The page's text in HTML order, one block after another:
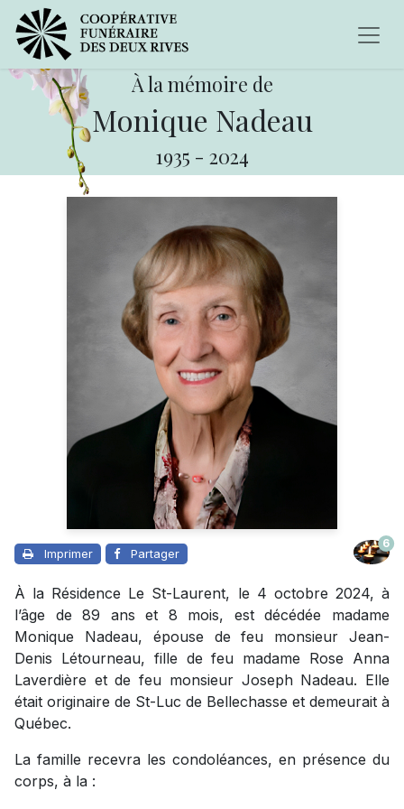
À la mémoire de
Monique Nadeau
1935 - 2024
Imprimer Partager
6
À la Résidence Le St-Laurent, le 4 octobre 2024, à
l’âge de 89 ans et 8 mois, est décédée madame
Monique Nadeau, épouse de feu monsieur Jean-
Denis Létourneau, fille de feu madame Rose Anna
Laverdière et de feu monsieur Joseph Nadeau. Elle
était originaire de St-Luc de Bellechasse et demeurait à
Québec.
La famille recevra les condoléances, en présence du
corps, à la :